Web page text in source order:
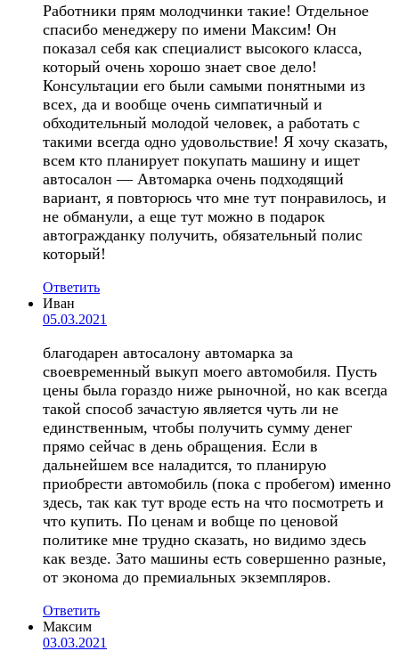
Работники прям молодчинки такие! Отдельное
спасибо менеджеру по имени Максим! Он
показал себя как специалист высокого класса,
который очень хорошо знает свое дело!
Консультации его были самыми понятными из
всех, да и вообще очень симпатичный и
обходительный молодой человек, а работать с
такими всегда одно удовольствие! Я хочу сказать,
всем кто планирует покупать машину и ищет
автосалон — Автомарка очень подходящий
вариант, я повторюсь что мне тут понравилось, и
не обманули, а еще тут можно в подарок
автогражданку получить, обязательный полис
который!
Ответить
Иван
05.03.2021
благодарен автосалону автомарка за
своевременный выкуп моего автомобиля. Пусть
цены была гораздо ниже рыночной, но как всегда
такой способ зачастую является чуть ли не
единственным, чтобы получить сумму денег
прямо сейчас в день обращения. Если в
дальнейшем все наладится, то планирую
приобрести автомобиль (пока с пробегом) именно
здесь, так как тут вроде есть на что посмотреть и
что купить. По ценам и вобще по ценовой
политике мне трудно сказать, но видимо здесь
как везде. Зато машины есть совершенно разные,
от эконома до премиальных экземпляров.
Ответить
Максим
03.03.2021